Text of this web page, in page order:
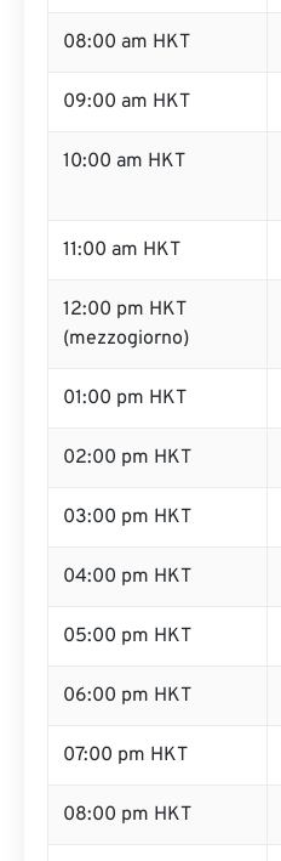
08:00 am HKT
09:00 am HKT
10:00 am HKT
11:00 am HKT
12:00 pm HKT
(mezzogiorno)
01:00 pm HKT
02:00 pm HKT
03:00 pm HKT
04:00 pm HKT
05:00 pm HKT
06:00 pm HKT
07:00 pm HKT
08:00 pm HKT